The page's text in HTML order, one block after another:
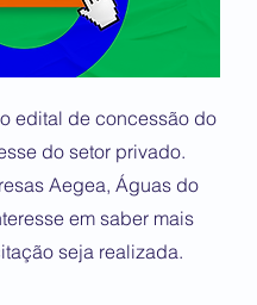
edital de concessão do
do setor privado.
Aegea, Águas do
em saber mais
seja realizada.